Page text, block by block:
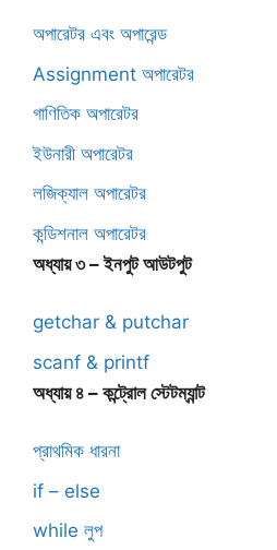
অপারেটর এবং অপারেন্ড
Assignment অপারেটর
গাণিতিক অপারেটর
ইউনারী অপারেটর
লজিক্যাল অপারেটর
কন্ডিশনাল অপারেটর
অধ্যায় ৩ – ইনপুট আউটপুট
getchar & putchar
scanf & printf
অধ্যায় ৪ – কন্ট্রোল স্টেটম্যান্ট
প্রাথমিক ধারনা
if – else
while লুপ